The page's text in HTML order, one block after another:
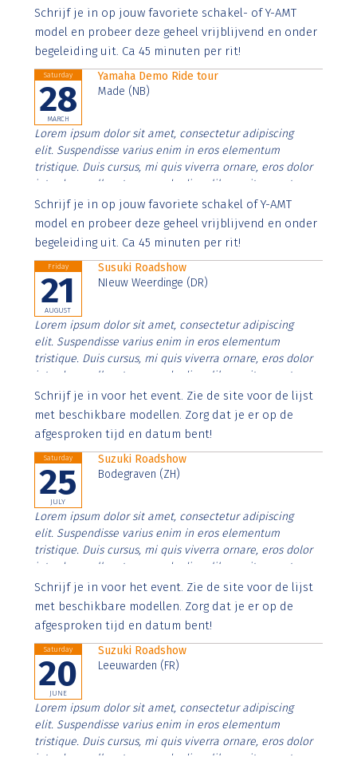
Aenean faucibus nibh et justo cursus id rutrum lorem
imperdiet. Nunc ut sem vitae risus tristique posuere.
Schrijf je in op jouw favoriete schakel- of Y-AMT
model en probeer deze geheel vrijblijvend en onder
begeleiding uit. Ca 45 minuten per rit!
Saturday
28
MARCH
Yamaha Demo Ride tour
Made (NB)
Lorem ipsum dolor sit amet, consectetur adipiscing
elit. Suspendisse varius enim in eros elementum
tristique. Duis cursus, mi quis viverra ornare, eros dolor
interdum nulla, ut commodo diam libero vitae erat.
Aenean faucibus nibh et justo cursus id rutrum lorem
imperdiet. Nunc ut sem vitae risus tristique posuere.
Schrijf je in op jouw favoriete schakel of Y-AMT
model en probeer deze geheel vrijblijvend en onder
begeleiding uit. Ca 45 minuten per rit!
Friday
21
AUGUST
Susuki Roadshow
NIeuw Weerdinge (DR)
Lorem ipsum dolor sit amet, consectetur adipiscing
elit. Suspendisse varius enim in eros elementum
tristique. Duis cursus, mi quis viverra ornare, eros dolor
interdum nulla, ut commodo diam libero vitae erat.
Aenean faucibus nibh et justo cursus id rutrum lorem
imperdiet. Nunc ut sem vitae risus tristique posuere.
Schrijf je in voor het event. Zie de site voor de lijst
met beschikbare modellen. Zorg dat je er op de
afgesproken tijd en datum bent!
Saturday
25
JULY
Suzuki Roadshow
Bodegraven (ZH)
Lorem ipsum dolor sit amet, consectetur adipiscing
elit. Suspendisse varius enim in eros elementum
tristique. Duis cursus, mi quis viverra ornare, eros dolor
interdum nulla, ut commodo diam libero vitae erat.
Aenean faucibus nibh et justo cursus id rutrum lorem
imperdiet. Nunc ut sem vitae risus tristique posuere.
Schrijf je in voor het event. Zie de site voor de lijst
met beschikbare modellen. Zorg dat je er op de
afgesproken tijd en datum bent!
Saturday
20
JUNE
Suzuki Roadshow
Leeuwarden (FR)
Lorem ipsum dolor sit amet, consectetur adipiscing
elit. Suspendisse varius enim in eros elementum
tristique. Duis cursus, mi quis viverra ornare, eros dolor
interdum nulla, ut commodo diam libero vitae erat.